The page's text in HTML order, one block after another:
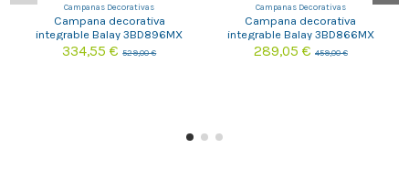
Campanas Decorativas
Campana decorativa
integrable Balay 3BD896MX
334,55 €529,00 €
Campanas Decorativas
Campana decorativa
integrable Balay 3BD866MX
289,05 € 459,00 €